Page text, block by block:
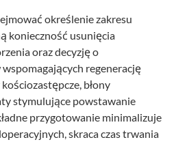
określenie zakresu
konieczność usunięcia
oraz decyzję o
regenerację
błony
stymulujące powstawanie
przygotowanie minimalizuje
skraca czas trwania